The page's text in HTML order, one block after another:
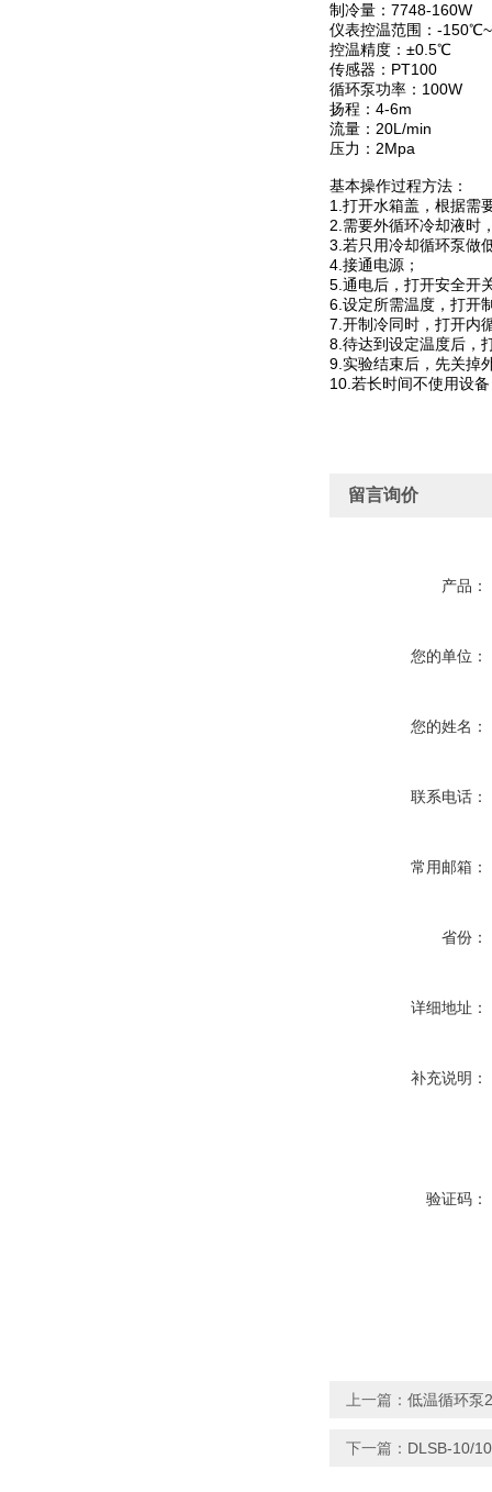
制冷量：7748-160W
仪表控温范围：-
控温精度：±0.5℃
传感器：PT100
循环泵功率：100W
扬程：4-6m
流量：20L/min
压力：2Mpa
基本操作过程方法：
1.打开水箱盖，根据需
2.需要外循环冷却液时
3.若只用冷却循环泵做
4.接通电源；
5.通电后，打开安全开
6.设定所需温度，打开
7.开制冷同时，打开内
8.待达到设定温度后，
9.实验结束后，先关掉
10.若长时间不使用设
留言询价
产品：
您的单位：
您的姓名：
联系电话：
常用邮箱：
省份：
详细地址：
补充说明：
验证码：
上一篇： 低温循环泵
下一篇： DLSB-10/